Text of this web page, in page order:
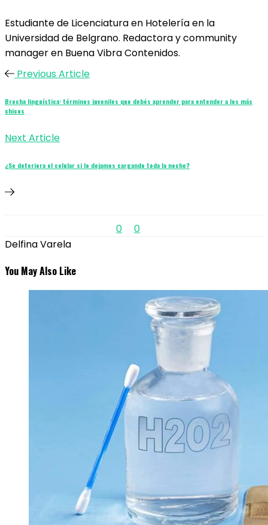
Estudiante de Licenciatura en Hotelería en la
Universidad de Belgrano. Redactora y community
manager en Buena Vibra Contenidos.
Previous Article
Brecha linguística: términos juveniles que debés aprender para entender a los más
chicos
Next Article
¿Se deteriora el celular si lo dejamos cargando toda la noche?
0
0
Delfina Varela
You May Also Like